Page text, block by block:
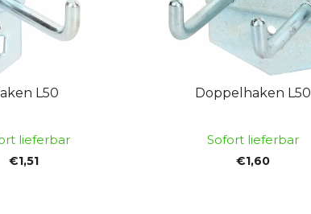
L50
lieferbar
€1,51
Doppelhaken L50
Sofort lieferbar
€1,60